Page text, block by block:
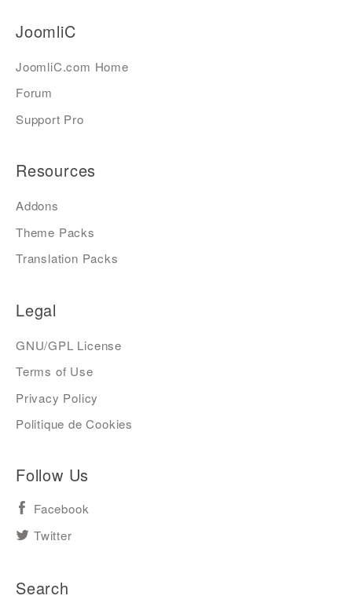
JoomliC
JoomliC.com Home
Forum
Support Pro
Resources
Addons
Theme Packs
Translation Packs
Legal
GNU/GPL License
Terms of Use
Privacy Policy
Politique de Cookies
Follow Us
Facebook
Twitter
Search